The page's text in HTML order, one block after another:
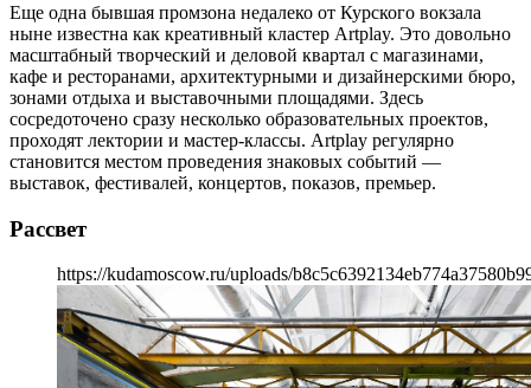
Еще одна бывшая промзона недалеко от Курского вокзала
ныне известна как креативный кластер Artplay. Это довольно
масштабный творческий и деловой квартал с магазинами,
кафе и ресторанами, архитектурными и дизайнерскими бюро,
зонами отдыха и выставочными площадями. Здесь
сосредоточено сразу несколько образовательных проектов,
проходят лектории и мастер-классы. Artplay регулярно
становится местом проведения знаковых событий —
выставок, фестивалей, концертов, показов, премьер.
Рассвет
https://kudamoscow.ru/uploads/